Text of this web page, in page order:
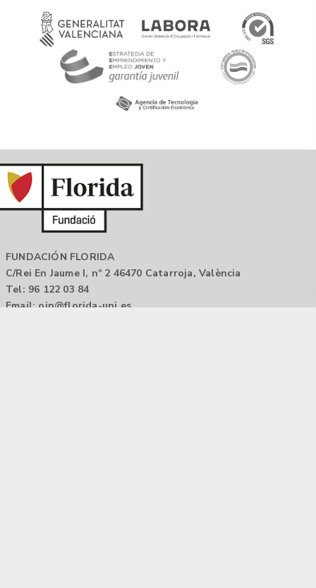
FUNDACIÓN FLORIDA
C/Rei En Jaume I, nº 2 46470 Catarroja, València
Tel: 96 122 03 84
Email: oip@florida-uni.es